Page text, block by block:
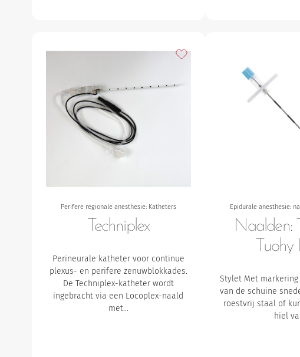
Perifere regionale anesthesie: Katheters
Techniplex
Perineurale katheter voor continue
plexus- en perifere zenuwblokkades.
De Techniplex-katheter wordt
ingebracht via een Locoplex-naald
met…
Toevoegen aan mijn favorieten
Epidurale anesthesie:
Naalden:
Stylet Met
van de schuine
roestvrij staal of
hiel